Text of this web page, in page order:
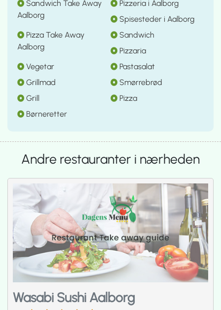
Sandwich Take Away
Aalborg
Pizzeria i Aalborg
Spisesteder i Aalborg
Pizza Take Away
Aalborg
Sandwich
Pizzaria
Vegetar
Pastasalat
Grillmad
Smørrebrød
Grill
Pizza
Børneretter
Andre restauranter i nærheden
Wasabi Sushi Aalborg